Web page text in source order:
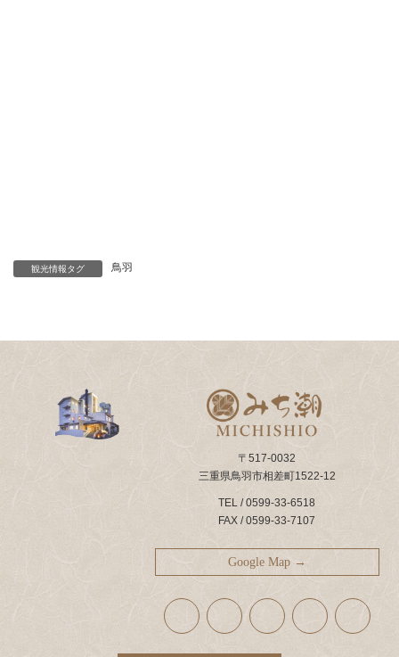
観光情報タグ 鳥羽
〒517-0032
三重県鳥羽市相差町1522-12
TEL / 0599-33-6518
FAX / 0599-33-7107
Google Map →
ア
イ
コ
ン
ア
イ
コ
ン
ア
イ
コ
ン
ア
イ
コ
ン
ア
イ
コ
ン